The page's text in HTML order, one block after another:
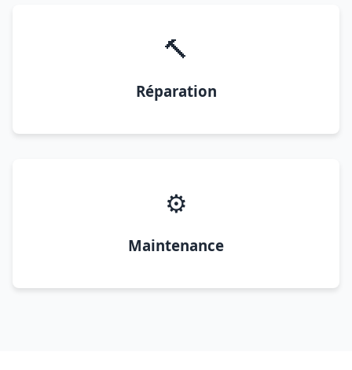
🔨
Réparation
⚙️
Maintenance